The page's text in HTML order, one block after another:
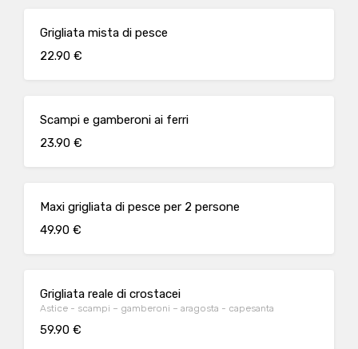
Grigliata mista di pesce
22.90 €
Scampi e gamberoni ai ferri
23.90 €
Maxi grigliata di pesce per 2 persone
49.90 €
Grigliata reale di crostacei
Astice - scampi – gamberoni – aragosta - capesanta
59.90 €